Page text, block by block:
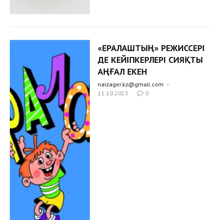
«ЕРАЛАШТЫҢ» РЕЖИССЕРІ
ДЕ КЕЙІПКЕРЛЕРІ СИЯҚТЫ
АҢҒАЛ ЕКЕН
naizager.kz@gmail.com
11.10.2023
0